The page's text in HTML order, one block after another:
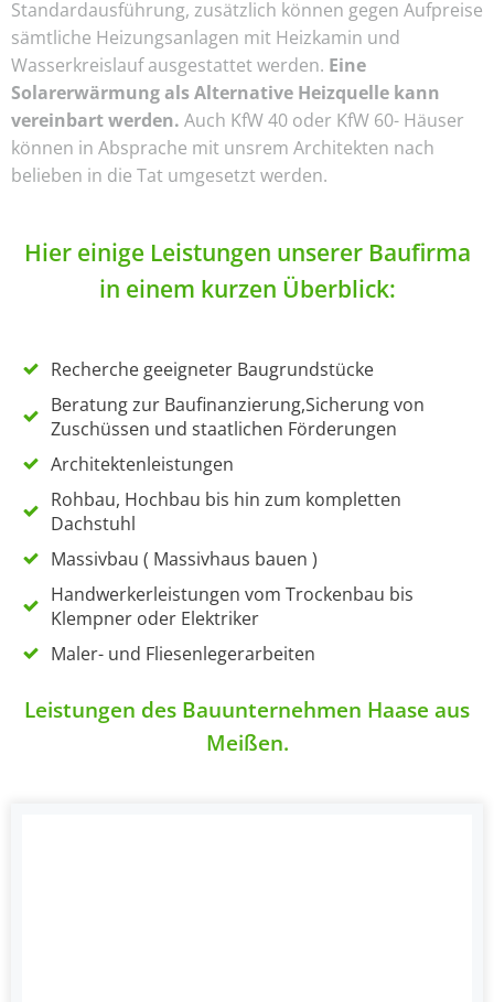
Standardausführung, zusätzlich können gegen Aufpreise
sämtliche Heizungsanlagen mit Heizkamin und
Wasserkreislauf ausgestattet werden. Eine
Solarerwärmung als Alternative Heizquelle kann
vereinbart werden. Auch KfW 40 oder KfW 60- Häuser
können in Absprache mit unsrem Architekten nach
belieben in die Tat umgesetzt werden.
Hier einige Leistungen unserer Baufirma
in einem kurzen Überblick:
Recherche geeigneter Baugrundstücke
Beratung zur Baufinanzierung,Sicherung von
Zuschüssen und staatlichen Förderungen
Architektenleistungen
Rohbau, Hochbau bis hin zum kompletten
Dachstuhl
Massivbau ( Massivhaus bauen )
Handwerkerleistungen vom Trockenbau bis
Klempner oder Elektriker
Maler- und Fliesenlegerarbeiten
Leistungen des Bauunternehmen Haase aus
Meißen.